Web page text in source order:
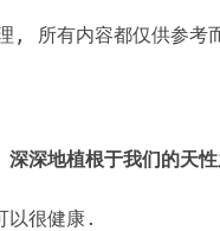
, 所有内容都仅供参考
深地植根于我们的天性
以很健康.